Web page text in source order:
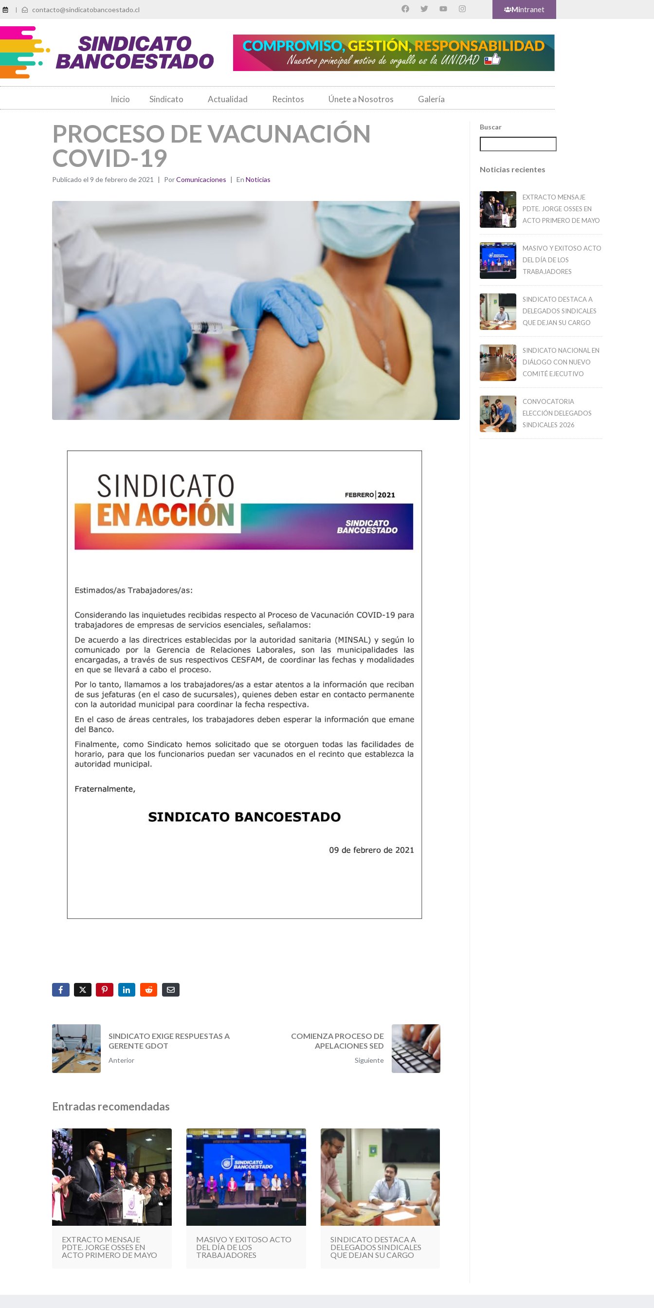
| contacto@sindicatobancoestado.cl Mintranet
Inicio Sindicato Actualidad Recintos Únete a Nosotros Galería
PROCESO DE VACUNACIÓN
COVID-19
Publicado el 9 de febrero de 2021 PorComunicaciones En Noticias
SINDICATO EXIGE RESPUESTAS A
GERENTE GDOT
Anterior
COMIENZA PROCESO DE
APELACIONES SED
Siguiente
Entradas recomendadas
EXTRACTO MENSAJE
PDTE. JORGE OSSES EN
ACTO PRIMERO DE MAYO
MASIVO Y EXITOSO ACTO
DEL DÍA DE LOS
TRABAJADORES
SINDICATO DESTACA A
DELEGADOS SINDICALES
QUE DEJAN SU CARGO
Buscar
Noticias recientes
EXTRACTO MENSAJE
PDTE. JORGE OSSES EN
ACTO PRIMERO DE MAYO
MASIVO Y EXITOSO ACTO
DEL DÍA DE LOS
TRABAJADORES
SINDICATO DESTACA A
DELEGADOS SINDICALES
QUE DEJAN SU CARGO
SINDICATO NACIONAL EN
DIÁLOGO CON NUEVO
COMITÉ EJECUTIVO
CONVOCATORIA
ELECCIÓN DELEGADOS
SINDICALES 2026